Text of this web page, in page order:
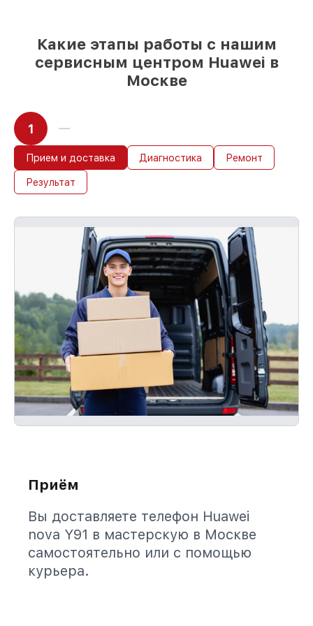
Какие этапы работы с нашим
сервисным центром Huawei в
Москве
1
Прием и доставка Диагностика Ремонт
Результат
Приём
Вы доставляете телефон Huawei
nova Y91 в мастерскую в Москве
самостоятельно или с помощью
курьера.